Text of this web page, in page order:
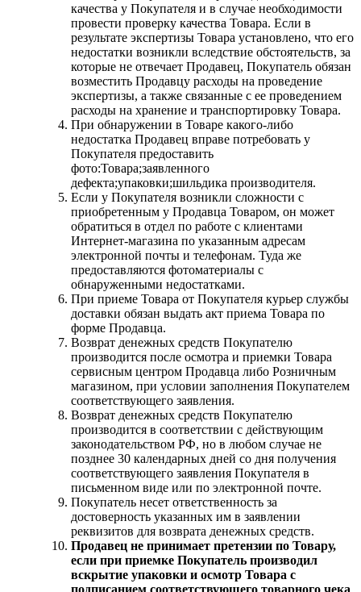
качества у Покупателя и в случае необходимости
провести проверку качества Товара. Если в
результате экспертизы Товара установлено, что его
недостатки возникли вследствие обстоятельств, за
которые не отвечает Продавец, Покупатель обязан
возместить Продавцу расходы на проведение
экспертизы, а также связанные с ее проведением
расходы на хранение и транспортировку Товара.
При обнаружении в Товаре какого-либо
недостатка Продавец вправе потребовать у
Покупателя предоставить
фото:Товара;заявленного
дефекта;упаковки;шильдика производителя.
Если у Покупателя возникли сложности с
приобретенным у Продавца Товаром, он может
обратиться в отдел по работе с клиентами
Интернет-магазина по указанным адресам
электронной почты и телефонам. Туда же
предоставляются фотоматериалы с
обнаруженными недостатками.
При приеме Товара от Покупателя курьер службы
доставки обязан выдать акт приема Товара по
форме Продавца.
Возврат денежных средств Покупателю
производится после осмотра и приемки Товара
сервисным центром Продавца либо Розничным
магазином, при условии заполнения Покупателем
соответствующего заявления.
Возврат денежных средств Покупателю
производится в соответствии с действующим
законодательством РФ, но в любом случае не
позднее 30 календарных дней со дня получения
соответствующего заявления Покупателя в
письменном виде или по электронной почте.
Покупатель несет ответственность за
достоверность указанных им в заявлении
реквизитов для возврата денежных средств.
Продавец не принимает претензии по Товару,
если при приемке Покупатель производил
вскрытие упаковки и осмотр Товара с
подписанием соответствующего товарного чека